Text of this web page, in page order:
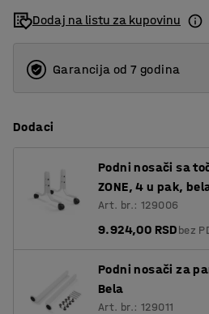
Dodaj na listu za kupovinu
Garancija od 7 godina
Dodaci
Podni nosači sa
ZONE, 4 u pak,
Art. br.: 129006
9.924,00 RSDbez
Podni nosači za
Bela
Art. br.: 129011